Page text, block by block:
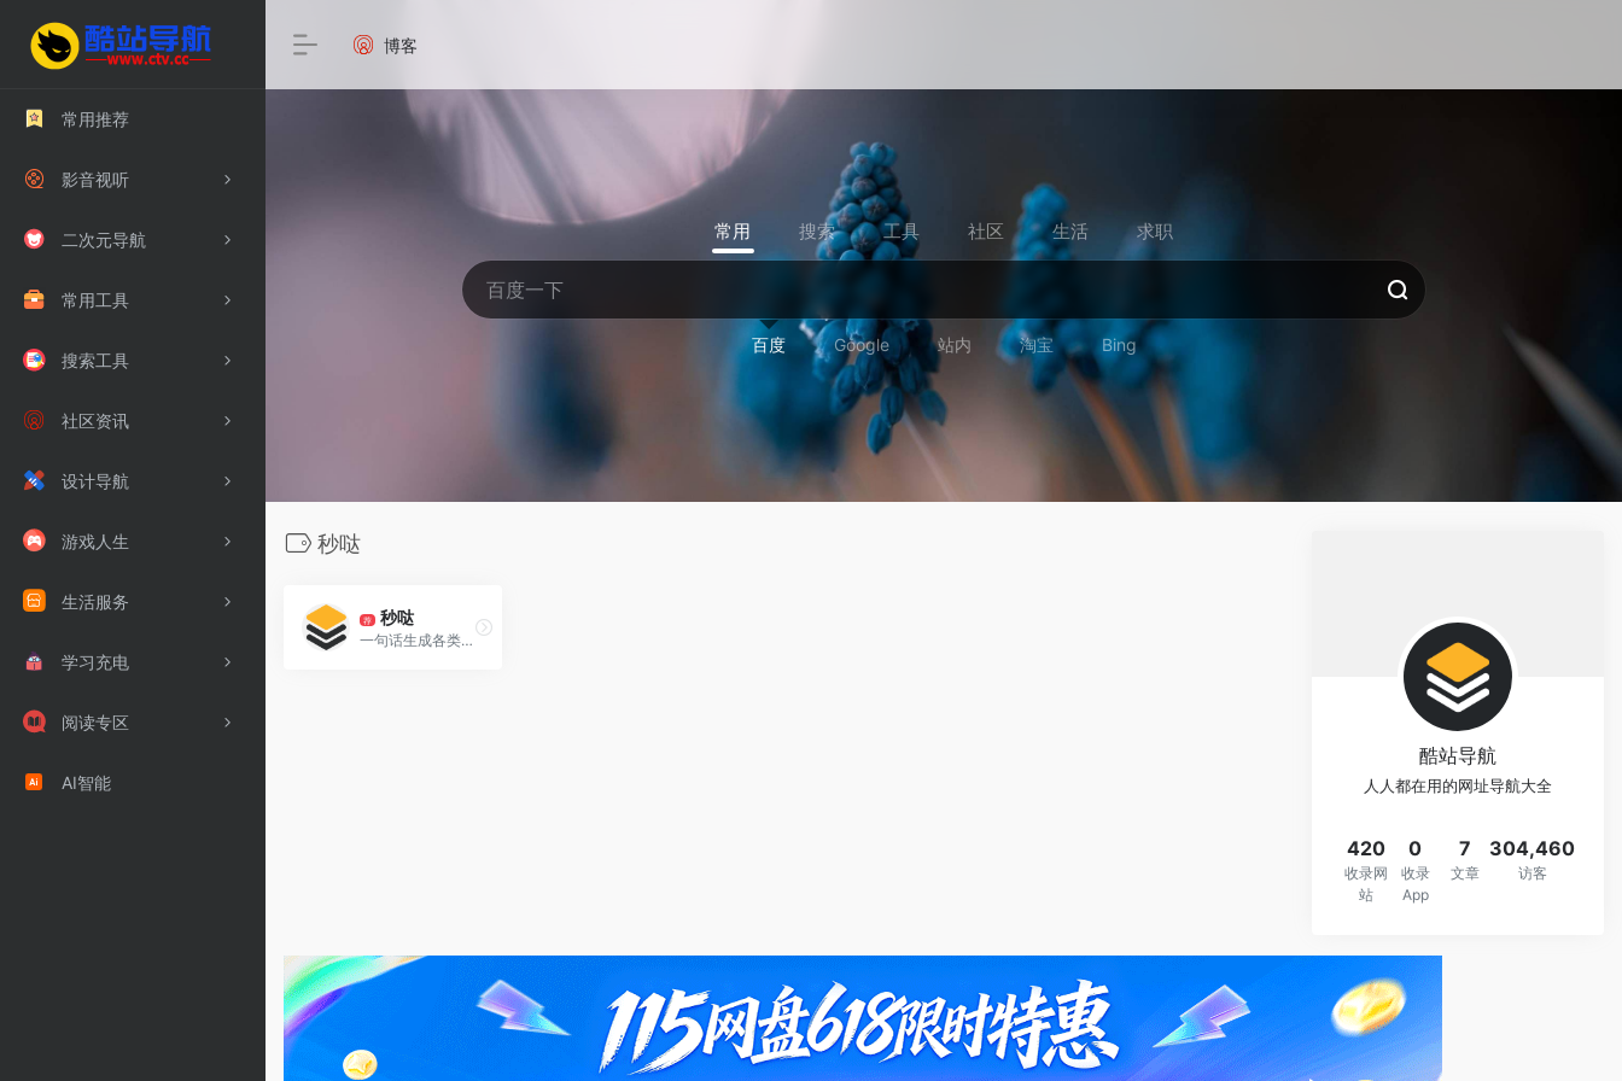
常用推荐
影音视听
二次元导航
常用工具
搜索工具
社区资讯
设计导航
游戏人生
生活服务
学习充电
阅读专区
AI智能
博客
常用 搜索 工具 社区 生活 求职
百度 Google 站内 淘宝 Bing
秒哒
荐 秒哒
一句话生成各类应用，支持生成网站、小程序、H5、小游戏、小工具、轻应用等。
酷站导航
人人都在用的网址导航大全
420
收录网
站
0
收录
App
7
文章
304,460
访客